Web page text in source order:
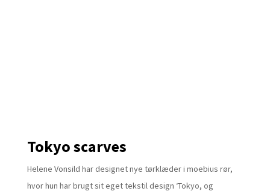
Tokyo scarves
Helene Vonsild har designet nye tørklæder i moebius rør,
hvor hun har brugt sit eget tekstil design ‘Tokyo, og